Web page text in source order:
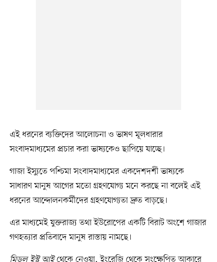
এই ধরনের ব্যক্তিদের আলোচনা ও ভাষণ মূলধারার
সংবাদমাধ্যমের প্রচার করা ভাষ্যকেও ছাপিয়ে যাচ্ছে।
গাজা ইস্যুতে পশ্চিমা সংবাদমাধ্যমের একদেশদর্শী ভাষ্যকে
সাধারণ মানুষ আগের মতো গ্রহণযোগ্য মনে করছে না বলেই এই
ধরনের আন্দোলনকর্মীদের গ্রহণযোগ্যতা দ্রুত বাড়ছে।
এর মাধ্যমেই যুক্তরাজ্য তথা ইউরোপের একটি বিরাট অংশে গাজার
গণহত্যার প্রতিবাদে মানুষ রাস্তায় নামছে।
মিডল ইস্ট আইথেকে নেওয়া, ইংরেজি থেকে সংক্ষেপিত আকারে